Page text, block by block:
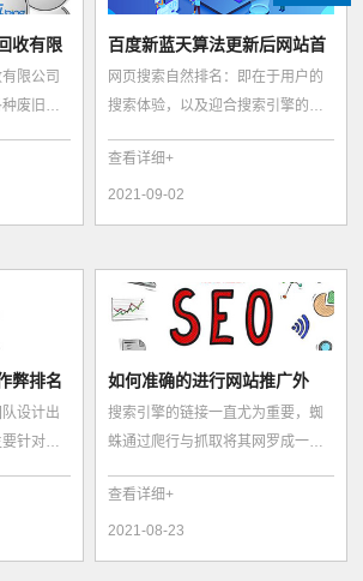
收有限
限公司
废旧物
百度新蓝天算法更新后网站首
页被K怎么办...
网页搜索自然排名：即在于用户的
搜索体验，以及迎合搜索引擎的
自然排名，上...
查看详细+
2021-09-02
弊排名
设计出
针对的
如何准确的进行网站推广外
链？
搜索引擎的链接一直尤为重要，蜘
蛛通过爬行与抓取将其网罗成一个
有着千丝万...
查看详细+
2021-08-23